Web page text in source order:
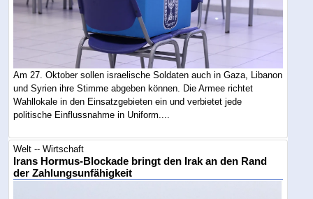
Am 27. Oktober sollen israelische Soldaten auch in Gaza, Libanon
und Syrien ihre Stimme abgeben können. Die Armee richtet
Wahllokale in den Einsatzgebieten ein und verbietet jede
politische Einflussnahme in Uniform....
Welt -- Wirtschaft
Irans Hormus-Blockade bringt den Irak an den Rand
der Zahlungsunfähigkeit